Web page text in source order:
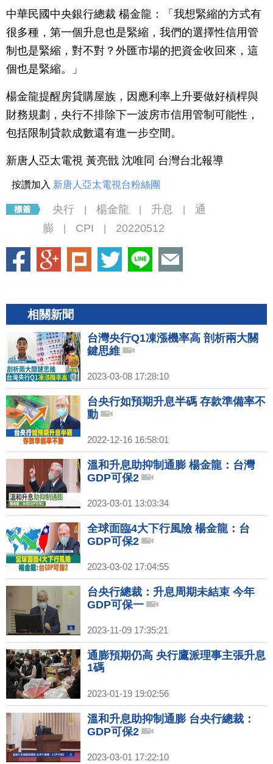
中華民國中央銀行總裁 楊金龍：「我想緊縮的方式有
很多種，第一個升息也是緊縮，我們的選擇性信用管
制也是緊縮，對不對？外匯市場的把資金收回來，這
個也是緊縮。」
楊金龍提醒房貸購屋族，因應利率上升要做好槓桿與
財務規劃，央行不排除下一波房市信用管制可能性，
包括限制貸款成數還有進一步空間。
新唐人亞太電視 黃亮戩 沈唯同 台灣台北報導
按讚加入 新唐人亞太電視台粉絲團
央行 楊金龍 升息
通
膨
CPI 20220512
相關新聞
台灣央行Q1凍漲機率高 剖析兩大關
鍵思維
2023-03-08 17:28:10
台央行如預期升息半碼 存款準備率不
動
2022-12-16 16:58:01
溫和升息助抑制通膨 楊金龍：台灣
GDP可保2
2023-03-01 13:03:34
全球面臨4大下行風險 楊金龍：台
GDP可保2
2023-03-02 17:04:55
台央行總裁：升息周期未結束 今年
GDP可保一
2023-11-09 17:35:21
通膨預期仍高 央行鷹派理事主張升息
1碼
2023-01-19 19:02:56
溫和升息助抑制通膨 台央行總裁：
GDP可保2
2023-03-01 17:22:10